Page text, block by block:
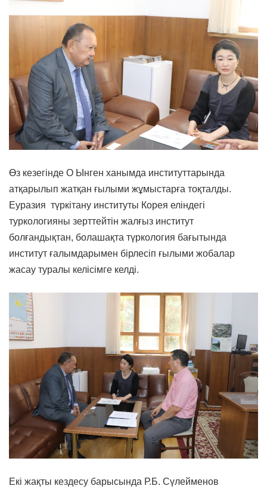
Өз кезегінде О Ынген ханымда институттарында
атқарылып жатқан ғылыми жұмыстарға тоқталды.
Еуразия түркітану институты Корея еліндегі
туркологияны зерттейтін жалғыз институт
болғандықтан, болашақта түркология бағытында
институт ғалымдарымен бірлесіп ғылыми жобалар
жасау туралы келісімге келді.
Екі жақты кездесу барысында Р.Б. Сүлейменов